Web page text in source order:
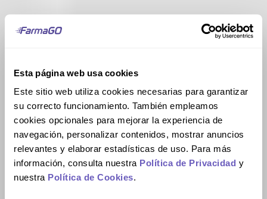
Esta página web usa cookies
Este sitio web utiliza cookies necesarias para garantizar
su correcto funcionamiento. También empleamos
cookies opcionales para mejorar la experiencia de
navegación, personalizar contenidos, mostrar anuncios
relevantes y elaborar estadísticas de uso. Para más
información, consulta nuestra Política de Privacidad y
nuestra Política de Cookies.